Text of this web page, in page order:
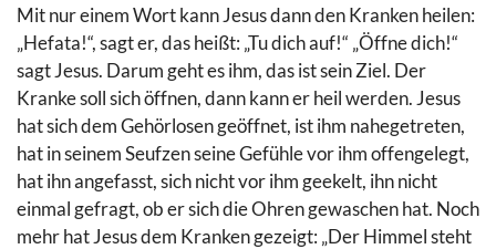
Mit nur einem Wort kann Jesus dann den Kranken heilen:
„Hefata!“, sagt er, das heißt: „Tu dich auf!“ „Öffne dich!“
sagt Jesus. Darum geht es ihm, das ist sein Ziel. Der
Kranke soll sich öffnen, dann kann er heil werden. Jesus
hat sich dem Gehörlosen geöffnet, ist ihm nahegetreten,
hat in seinem Seufzen seine Gefühle vor ihm offengelegt,
hat ihn angefasst, sich nicht vor ihm geekelt, ihn nicht
einmal gefragt, ob er sich die Ohren gewaschen hat. Noch
mehr hat Jesus dem Kranken gezeigt: „Der Himmel steht